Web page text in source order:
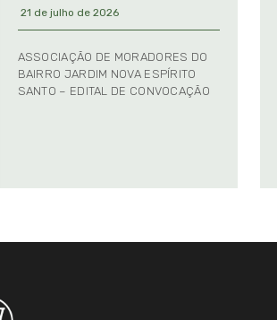
21 de julho de 2026
ASSOCIAÇÃO DE MORADORES DO
BAIRRO JARDIM NOVA ESPÍRITO
SANTO – EDITAL DE CONVOCAÇÃO